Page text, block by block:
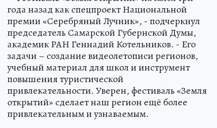
года назад как спецпроект Национальной
премии «Серебряный Лучник», - подчеркнул
председатель Самарской Губернской Думы,
академик РАН Геннадий Котельников. - Его
задачи – создание видеолетописи регионов,
учебный материал для школ и инструмент
повышения туристической
привлекательности. Уверен, фестиваль «Земля
открытий» сделает наш регион ещё более
привлекательным и узнаваемым.